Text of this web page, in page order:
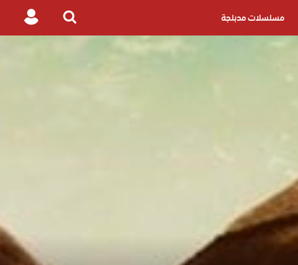
مسلسلات مدبلجة
Search
Login